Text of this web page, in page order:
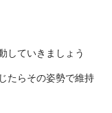
していきましょう
たらその姿勢で維持